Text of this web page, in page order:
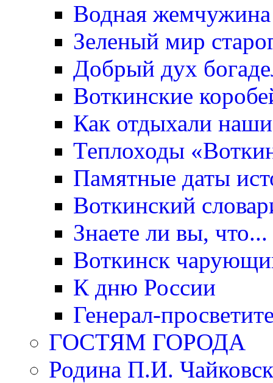
Водная жемчужина
Зеленый мир
Добрый дух
Воткинские
Как отдыхали
Теплоходы
Памятные даты
Воткинский
Знаете ли вы, что...
Воткинск
К дню России
Генерал-
ГОСТЯМ ГОРОДА
Родина П.И.